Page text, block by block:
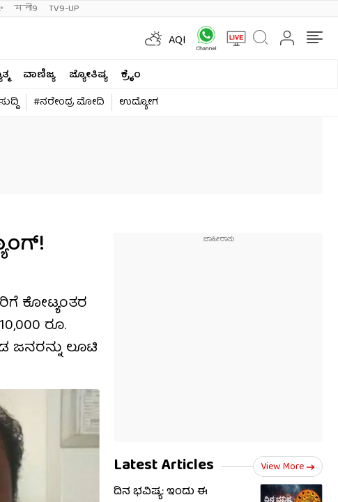
मनी9 TV9-UP
AQI
ವಾಣಿಜ್ಯ ಜ್ಯೋತಿಷ್ಯ
ಕ್ರೈಂ
#ನರೇಂದ್ರ ಮೋದಿ ಉದ್ಯೋಗ
ಕೋಟ್ಯಂತರ
ರೂ.
ಜನರನ್ನು ಲೂಟಿ
Latest Articles View More
ದಿನ ಭವಿಷ್ಯ: ಇಂದು ಈ